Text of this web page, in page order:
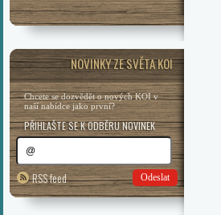
NOVINKY ZE SVĚTA KOI
Chcete se dozvědět o nových KOI v
naší nabídce jako první?
PŘIHLAŠTE SE K ODBĚRU NOVINEK
RSS feed Odeslat